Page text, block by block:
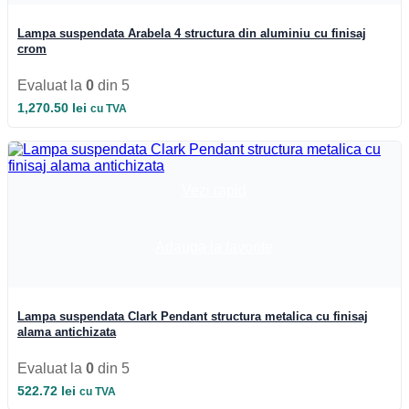
Iluminat Industrial LED
Iluminat Expozitii
Module LED
Lampa suspendata Arabela 4 structura din aluminiu cu finisaj
crom
Evaluat la 0 din 5
1,270.50 lei cu TVA
Lampa suspendata Clark Pendant structura metalica cu finisaj
alama antichizata
Evaluat la 0 din 5
522.72 lei cu TVA